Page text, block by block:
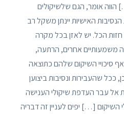
הווה אומר, הגם שלשיקולים
הנסיבות האישיות יינתן משקל רב
הכל. יש לאזן בכל מקרה
משמעותיים אחרים, הרתעה,
סיכויי השיקום שלהם כתוצאה
ככל שהעבירות ונסיבות ביצוען
אל עבר העדפת שיקולי הענישה
השיקום […] יפים לעניין זה דבריה